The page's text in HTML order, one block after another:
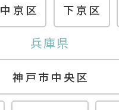
中京区 下京区
兵庫県
神戸市中央区